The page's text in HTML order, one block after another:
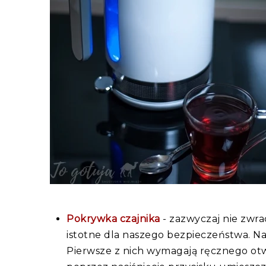
Pokrywka czajnika - zazwyczaj nie
istotne dla naszego bezpieczeństwa.
Pierwsze z nich wymagają ręcznego